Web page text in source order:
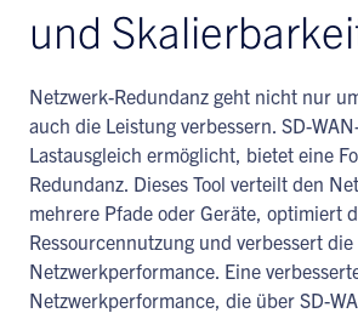
und
Netzwerk-Redundanz geht nicht nur
auch die Leistung verbessern. SD-
Lastausgleich ermöglicht, bietet eine
Redundanz. Dieses Tool verteilt den
mehrere Pfade oder Geräte, optimiert
Ressourcennutzung und verbessert die
Netzwerkperformance. Eine
Netzwerkperformance, die über SD-